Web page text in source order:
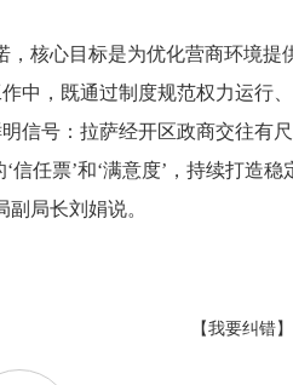
核心目标是为优化营商环境提
中，既通过制度规范权力运行
信号：拉萨经开区政商交往有
信任票’和‘满意度’，持续打造
局长刘娟说。
【我要纠错】